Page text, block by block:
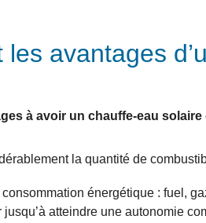
les avantages
à avoir un chauffe-eau
la quantité de
énergétique : fuel,
atteindre une autonomie